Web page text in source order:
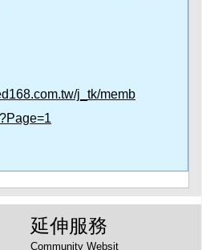
j_tk/memb
延伸服務
Community Websit